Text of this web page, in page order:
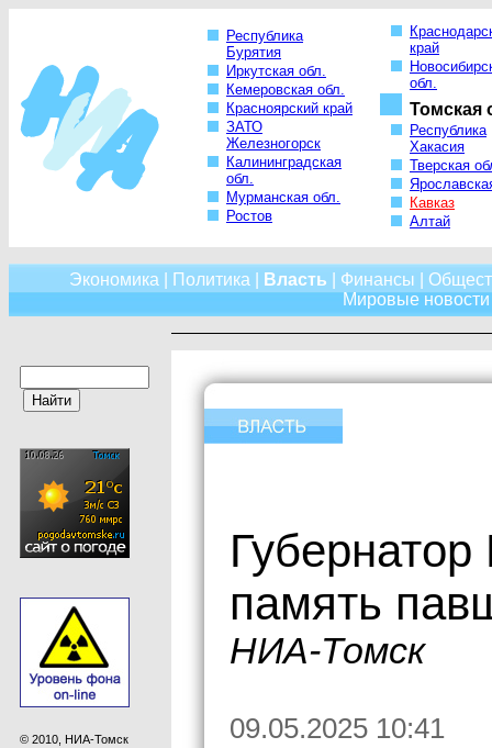
Республика
Бурятия
Иркутская обл.
Кемеровская обл.
Красноярский край
ЗАТО
Железногорск
Калининградская
обл.
Мурманская обл.
Ростов
край
обл.
Томская
Республика
Хакасия
Тверская
Кавказ
Алтай
Экономика Политика Власть Финансы
Мировые новости
© 2010, НИА-Томск
память
НИА-Томск
09.05.2025 10:41